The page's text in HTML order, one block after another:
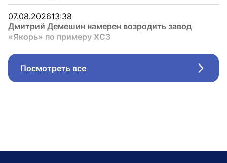
07.08.202613:38
Дмитрий Демешин намерен возродить завод
«Якорь» по примеру ХСЗ
Посмотреть все